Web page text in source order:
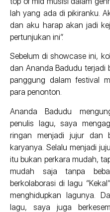
lah yang ada di pikiranku.
dan aku harap akan jadi
pertunjukan ini”.
Sebelum di showcase ini,
dan Ananda Badudu terjadi
panggung dalam festival
para penonton.
Ananda Badudu
penulis lagu, saya
ringan menjadi jujur dan
karyanya. Selalu menjadi
itu bukan perkara mudah,
mudah saja tanpa
berkolaborasi di lagu
menghidupkan lagunya.
lagu, saya juga